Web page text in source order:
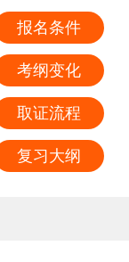
报名条件
考纲变化
取证流程
复习大纲